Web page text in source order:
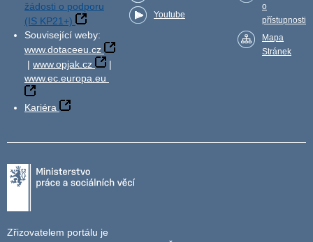
žádosti o podporu
(IS KP21+)
Související weby:
www.dotaceeu.cz
| www.opjak.cz
|
www.ec.europa.eu
Kariéra
Youtube
o
přístupnosti
Mapa
Stránek
Zřizovatelem portálu je